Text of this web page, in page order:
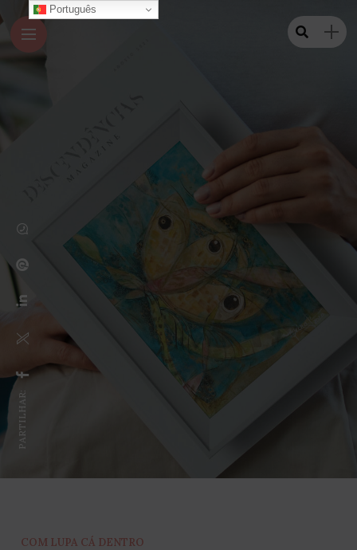
PARTILHAR:
COM LUPA CÁ DENTRO
Português